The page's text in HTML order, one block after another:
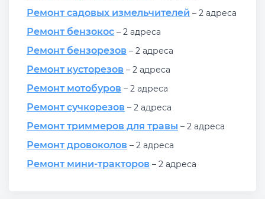
Ремонт садовых измельчителей – 2 адреса
Ремонт бензокос – 2 адреса
Ремонт бензорезов – 2 адреса
Ремонт кусторезов – 2 адреса
Ремонт мотобуров – 2 адреса
Ремонт сучкорезов – 2 адреса
Ремонт триммеров для травы – 2 адреса
Ремонт дровоколов – 2 адреса
Ремонт мини-тракторов – 2 адреса